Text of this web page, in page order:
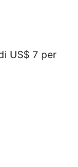
US$ 7 per